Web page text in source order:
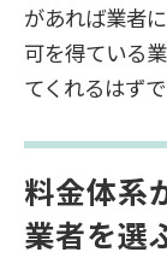
があれば業者
可を得ている
てくれるはずで
料金体系
業者を選